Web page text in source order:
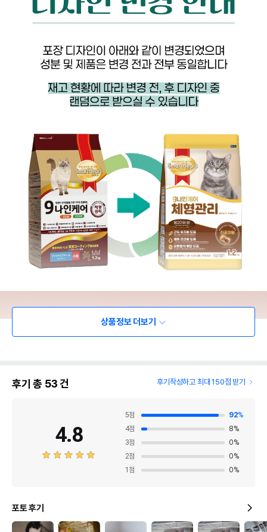
상품정보 더보기
후기 총 53건 후기작성하고 최대 150점 받기
4.8
5점 92%
4점 8%
3점 0%
2점 0%
1 점 0%
포토 후기